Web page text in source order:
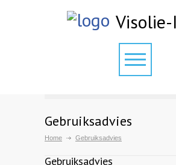
Gebruiksadvies
Home Gebruiksadvies
Gebruiksadvies